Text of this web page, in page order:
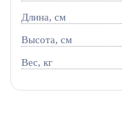
Длина, см
Высота, см
Вес, кг